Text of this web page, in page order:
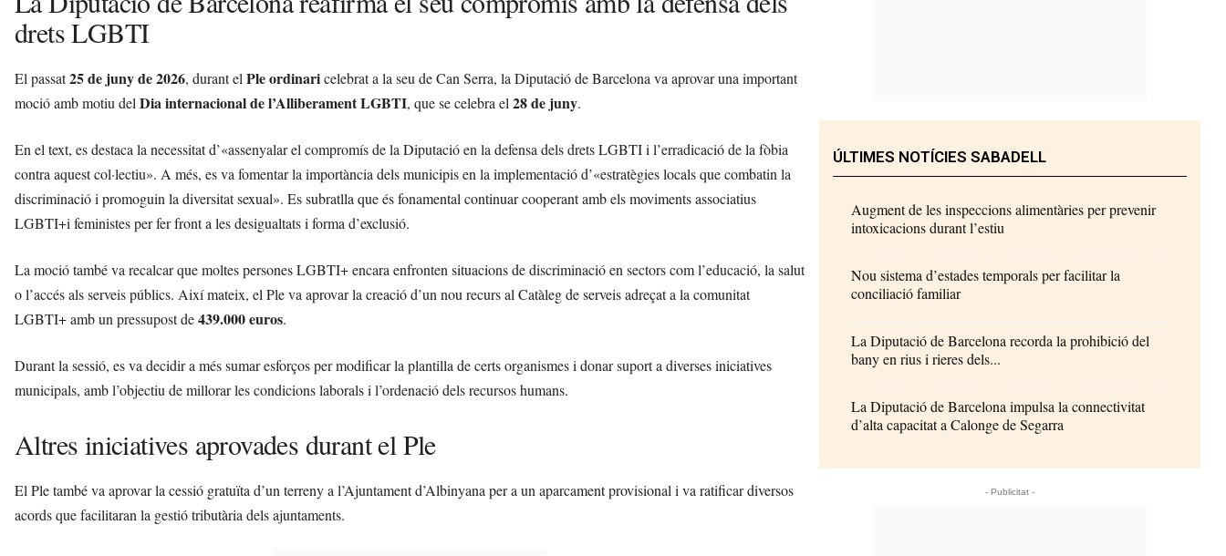
drets LGBTI
El passat25 de juny de 2026, durant elPle ordinaricelebrat a la seu de Can Serra, la Diputació de Barcelona va aprovar una important
moció amb motiu delDia internacional de l’Alliberament LGBTI, que se celebra el28 de juny.
En el text, es destaca la necessitat d’«assenyalar el compromís de la Diputació en la defensa dels drets LGBTI i l’erradicació de la fòbia
contra aquest col·lectiu». A més, es va fomentar la importància dels municipis en la implementació d’«estratègies locals que combatin la
discriminació i promoguin la diversitat sexual». Es subratlla que és fonamental continuar cooperant amb els moviments associatius
LGBTI+i feministes per fer front a les desigualtats i forma d’exclusió.
La moció també va recalcar que moltes persones LGBTI+ encara enfronten situacions de discriminació en sectors com l’educació, la salut
o l’accés als serveis públics. Així mateix, el Ple va aprovar la creació d’un nou recurs al Catàleg de serveis adreçat a la comunitat
LGBTI+ amb un pressupost de439.000 euros.
Durant la sessió, es va decidir a més sumar esforços per modificar la plantilla de certs organismes i donar suport a diverses iniciatives
municipals, amb l’objectiu de millorar les condicions laborals i l’ordenació dels recursos humans.
Altres iniciatives aprovades durant el Ple
El Ple també va aprovar la cessió gratuïta d’un terreny a l’Ajuntament d’Albinyana per a un aparcament provisional i va ratificar diversos
acords que facilitaran la gestió tributària dels ajuntaments.
ÚLTIMES NOTÍCIES SABADELL
Augment de les inspeccions alimentàries per prevenir
intoxicacions durant l’estiu
Nou sistema d’estades temporals per facilitar la
conciliació familiar
La Diputació de Barcelona recorda la prohibició del
bany en rius i rieres dels...
La Diputació de Barcelona impulsa la connectivitat
d’alta capacitat a Calonge de Segarra
- Publicitat -